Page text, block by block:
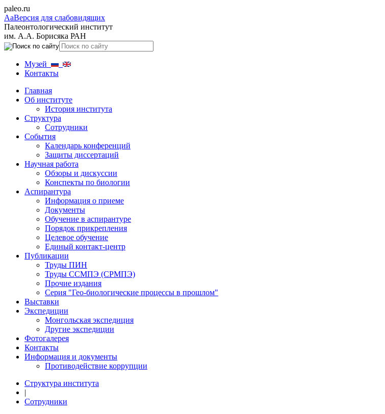
paleo.ru
AaВерсия для слабовидящих
Палеонтологический институт
им. А.А. Борисяка РАН
Музей
Контакты
Главная
Об институте
История института
Структура
Сотрудники
События
Календарь конференций
Защиты диссертаций
Научная работа
Обзоры и дискуссии
Конспекты по биологии
Аспирантура
Информация о приеме
Документы
Обучение в аспирантуре
Порядок прикрепления
Целевое обучение
Единый контакт-центр
Публикации
Труды ПИН
Труды ССМПЭ (СРМПЭ)
Прочие издания
Серия "Гео-биологические процессы в прошлом"
Выставки
Экспедиции
Монгольская экспедиция
Другие экспедиции
Фотогалерея
Контакты
Информация и документы
Противодействие коррупции
Структура института
|
Сотрудники